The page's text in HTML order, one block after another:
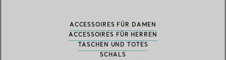
ACCESSOIRES FÜR DAMEN
ACCESSOIRES FÜR HERREN
TASCHEN UND TOTES
SCHALS